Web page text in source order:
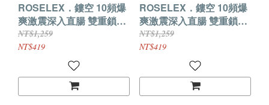
ROSELEX．鏤空 10頻爆
爽激震深入直腸 雙重鎖精
固蛋 APP智控前列腺按摩
器【白色】
NT$1,259
NT$419
ROSELEX．鏤空 10頻爆
爽激震深入直腸 雙重鎖精
固蛋 APP智控前列腺按摩
器【黑色】
NT$1,259
NT$419